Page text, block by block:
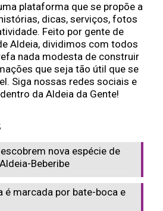
plataforma que se propõe a
dicas, serviços, fotos
Feito por gente de
Aldeia, dividimos com todos
nada modesta de construir
que seja tão útil que se
Siga nossas redes sociais e
da Aldeia da Gente!
nova espécie de
Beberibe
é marcada por bate-boca e